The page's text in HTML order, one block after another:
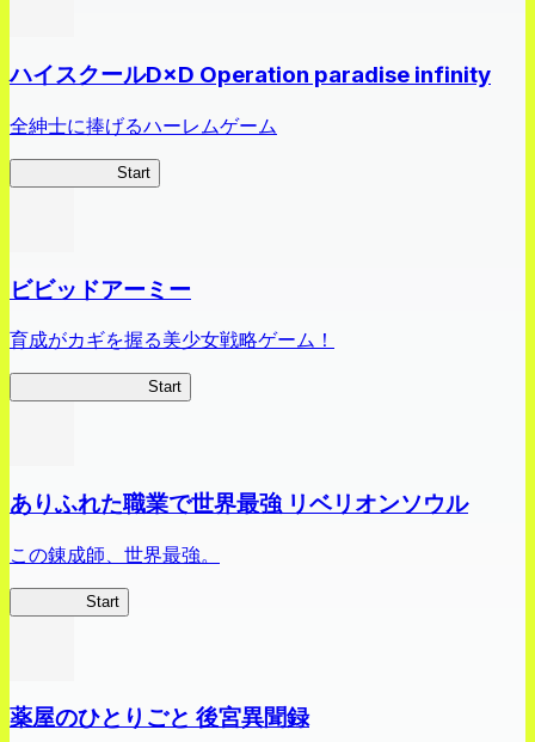
ハイスクールD×D Operation paradise infinity
全紳士に捧げるハーレムゲーム
Start
ビビッドアーミー
育成がカギを握る美少女戦略ゲーム！
Start
ありふれた職業で世界最強 リベリオンソウル
この錬成師、世界最強。
Start
薬屋のひとりごと 後宮異聞録